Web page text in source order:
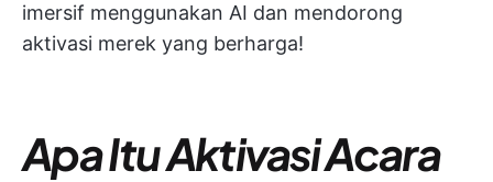
imersif menggunakan AI dan mendorong
aktivasi merek yang berharga!
Apa Itu Aktivasi Acara